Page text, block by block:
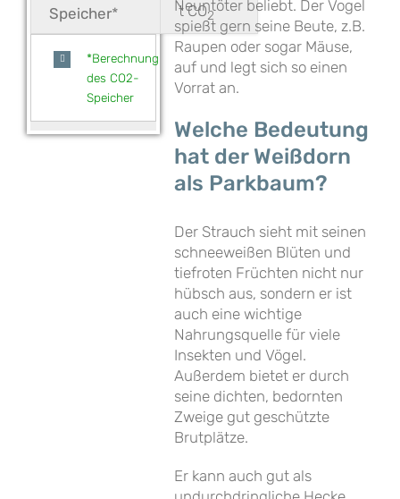
Speicher*
t CO2
*Berechnung
des CO2-
Speicher
Neuntöter beliebt. Der Vogel
spießt gern seine Beute, z.B.
Raupen oder sogar Mäuse,
auf und legt sich so einen
Vorrat an.
Welche Bedeutung
hat der Weißdorn
als Parkbaum?
Der Strauch sieht mit seinen
schneeweißen Blüten und
tiefroten Früchten nicht nur
hübsch aus, sondern er ist
auch eine wichtige
Nahrungsquelle für viele
Insekten und Vögel.
Außerdem bietet er durch
seine dichten, bedornten
Zweige gut geschützte
Brutplätze.
Er kann auch gut als